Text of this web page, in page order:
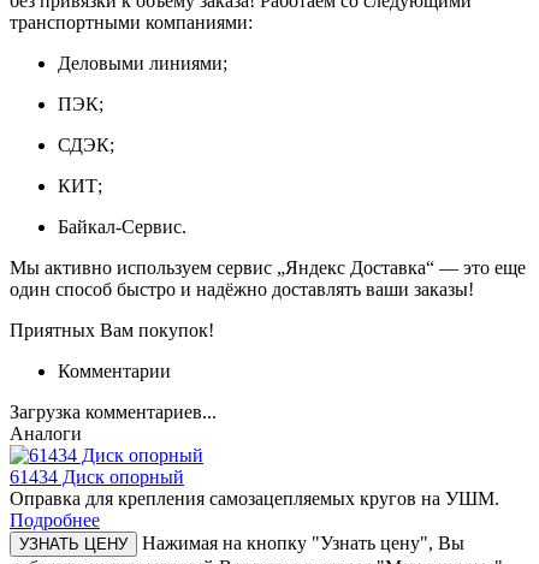
транспортными компаниями:
Деловыми линиями;
ПЭК;
СДЭК;
КИТ;
Байкал-Сервис.
Мы активно используем сервис „Яндекс Доставка“ — это еще
один способ быстро и надёжно доставлять ваши заказы!
Приятных Вам покупок!
Комментарии
Загрузка комментариев...
Аналоги
61434 Диск опорный
Оправка для крепления самозацепляемых кругов на УШМ.
Подробнее
УЗНАТЬ ЦЕНУ
Нажимая на кнопку "Узнать цену", Вы